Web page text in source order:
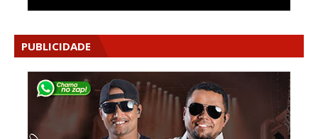
PUBLICIDADE